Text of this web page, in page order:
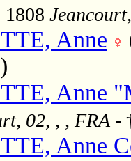
1808
Anne
)
Anne
02, , , FRA -
Anne